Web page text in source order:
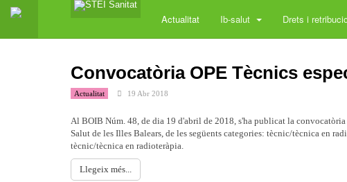
Actualitat Ib-salut Drets i
Convocatòria OPE Tècnics
Actualitat 19 Abr 2018
Al BOIB Núm. 48, de dia 19 d'abril de 2018, s'ha publicat la
Salut de les Illes Balears, de les següents categories: tècnic/tècnica en
tècnic/tècnica en radioteràpia.
Llegeix més...